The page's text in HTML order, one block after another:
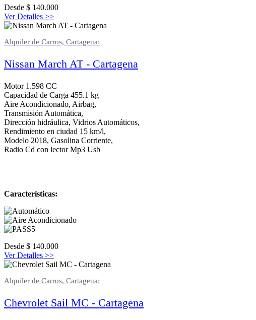
Desde $ 140.000
Ver Detalles >>
Alquiler de Carros, Cartagena:
Nissan March AT - Cartagena
Motor 1.598 CC
Capacidad de Carga 455.1 kg
Aire Acondicionado, Airbag,
Transmisión Automática,
Dirección hidráulica, Vidrios Automáticos,
Rendimiento en ciudad 15 km/l,
Modelo 2018, Gasolina Corriente,
Radio Cd con lector Mp3 Usb
Características:
Desde $ 140.000
Ver Detalles >>
Alquiler de Carros, Cartagena:
Chevrolet Sail MC - Cartagena